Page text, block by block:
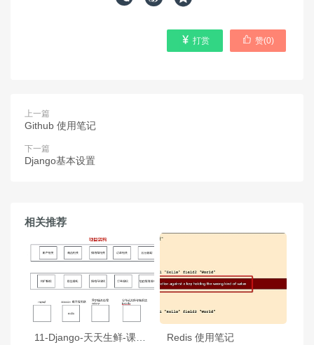
 赞(0)
 打赏
上一篇
Github 使用笔记
下一篇
Django基本设置
相关推荐
11-Django-天天生鲜-课堂笔记 Redis 使用笔记